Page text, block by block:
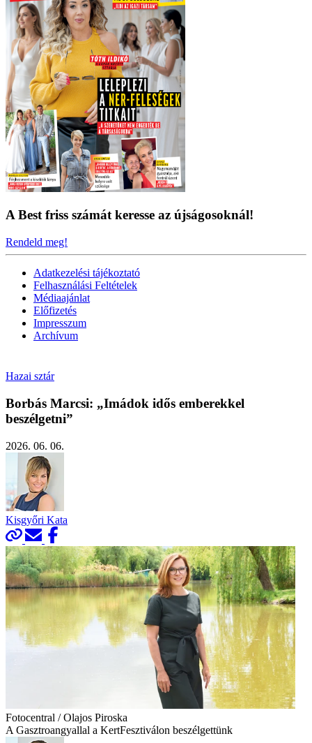
A Best friss számát keresse az újságosoknál!
Rendeld meg!
Adatkezelési tájékoztató
Felhasználási Feltételek
Médiaajánlat
Előfizetés
Impresszum
Archívum
Hazai sztár
Borbás Marcsi: „Imádok idős emberekkel
beszélgetni”
2026. 06. 06.
Kisgyőri Kata
Fotocentral / Olajos Piroska
A Gasztroangyallal a KertFesztiválon beszélgettünk